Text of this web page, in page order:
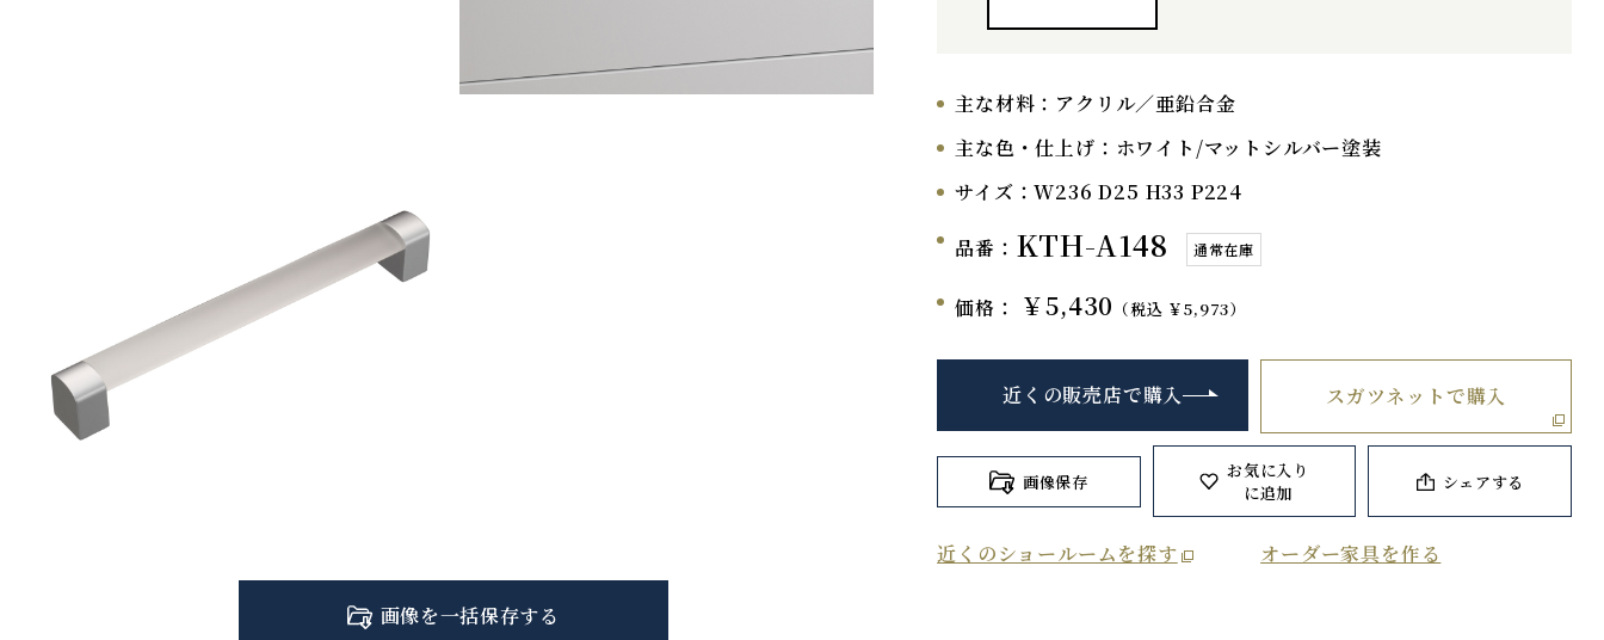
画像を一括保存する
主な材料： アクリル／亜鉛合金
主な色・仕上げ： ホワイト/マットシルバー塗装
サイズ：W236 D25 H33 P224
品番： KTH-A148 通常在庫
価格： ￥5,430 （税込 ￥5,973）
近くの販売店で購入 スガツネットで購入
画像保存
お気に入り
に追加
シェアする
近くのショールームを探す オーダー家具を作る